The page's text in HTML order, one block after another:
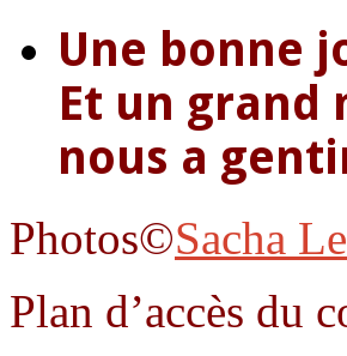
Une bonne
Et un grand
nous a
Photos©Sacha
Plan d’accès du